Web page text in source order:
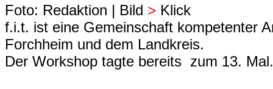
Foto: Redaktion | Bild > Klick
f.i.t. ist eine Gemeinschaft kompetenter
Forchheim und dem Landkreis.
Der Workshop tagte bereits zum 13. Mal.